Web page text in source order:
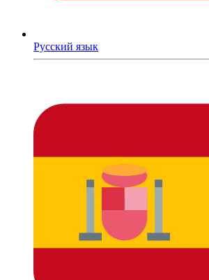
Русский язык